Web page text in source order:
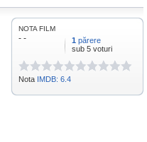
NOTA FILM
- - 1 părere
sub 5 voturi
Nota IMDB: 6.4